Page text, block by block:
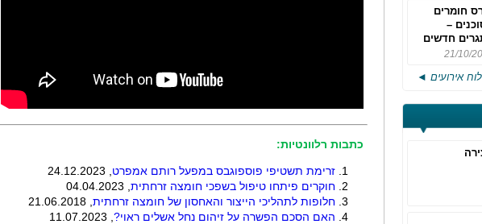
חומרים
–
חדשים
לחוק
4
21/10/
לוח אירועים ◄
כתבות רלוונטיות:
זרימת תשטיפי פוספוגבס במפעל רותם אמפרט
חוקרים פיתחו טיפול בשפכי חומצה זרחתית
חלופות לתהליכי הייצור והאחסון של חומצה זרחתית
האם הסכם הפשרה על זיהום נחל אשלים ראוי?